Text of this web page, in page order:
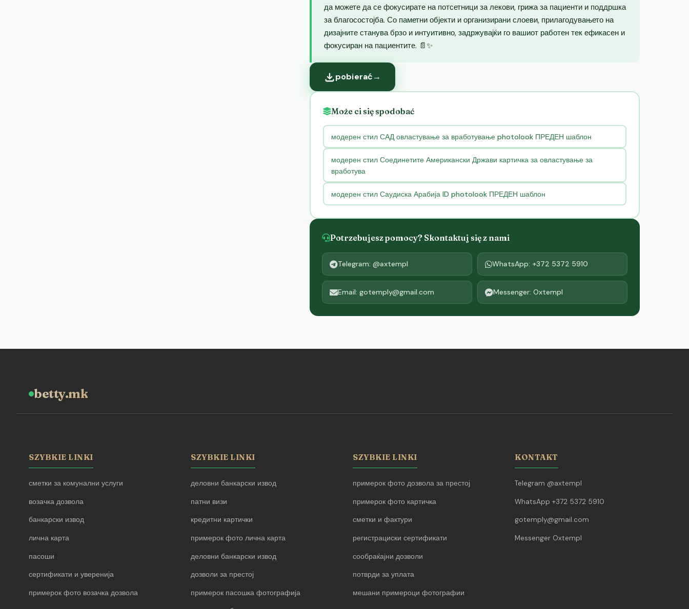
да можете да се фокусирате на потсетници за лекови, грижа за пациенти и поддршка
за благосостојба. Со паметни објекти и организирани слоеви, прилагодувањето на
дизајните станува брзо и интуитивно, задржувајќи го вашиот работен тек ефикасен и
фокусиран на пациентите. 📄✨
pobierać→
Może ci się spodobać
модерен стил САД овластување за вработување photolook ПРЕДЕН шаблон
модерен стил Соединетите Американски Држави картичка за овластување за
вработува
модерен стил Саудиска Арабија ID photolook ПРЕДЕН шаблон
Potrzebujesz pomocy? Skontaktuj się z nami
Telegram: @axtempl WhatsApp: +372 5372 5910
Email: gotemply@gmail.com Messenger: Oxtempl
betty.mk
SZYBKIE LINKI
сметки за комунални услуги
возачка дозвола
банкарски извод
лична карта
пасоши
сертификати и уверенија
примерок фото возачка дозвола
SZYBKIE LINKI
деловни банкарски извод
патни визи
кредитни картички
примерок фото лична карта
деловни банкарски извод
дозволи за престој
примерок пасошка фотографија
SZYBKIE LINKI
примерок фото дозвола за престој
примерок фото картичка
сметки и фактури
регистрациски сертификати
сообраќајни дозволи
потврди за уплата
мешани примероци фотографии
KONTAKT
Telegram @axtempl
WhatsApp +372 5372 5910
gotemply@gmail.com
Messenger Oxtempl